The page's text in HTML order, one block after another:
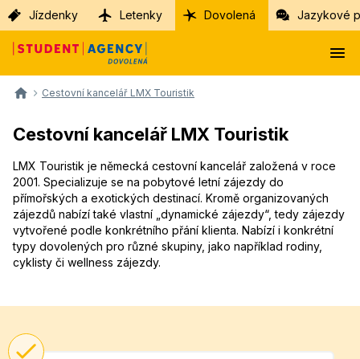
Jízdenky Letenky Dovolená Jazykové
Cestovní kancelář LMX Touristik
Cestovní kancelář LMX Touristik
LMX Touristik je německá cestovní kancelář založená v roce
2001. Specializuje se na pobytové letní zájezdy do
přímořských a exotických destinací. Kromě organizovaných
zájezdů nabízí také vlastní „dynamické zájezdy“, tedy zájezdy
vytvořené podle konkrétního přání klienta. Nabízí i konkrétní
typy dovolených pro různé skupiny, jako například rodiny,
cyklisty či wellness zájezdy.